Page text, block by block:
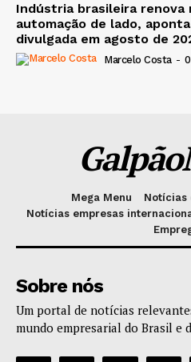
Indústria brasileira renova
automação de lado,
divulgada em agosto de
Marcelo Costa -
Mega Menu
Notícias
Notícias empresas
Sobre nós
Um portal de notícias
mundo empresarial do Brasil e